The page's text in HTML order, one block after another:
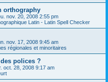
orthography
nov. 20, 2008 2:55 pm
Latin - Latin Spell Checker
nov. 17, 2008 9:45 am
régionales et minoritaires
polices ?
oct. 28, 2008 9:17 am